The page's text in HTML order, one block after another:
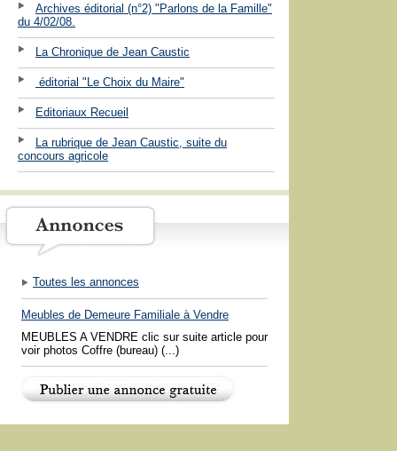
Archives éditorial (n°2) "Parlons de la Famille"
du 4/02/08.
La Chronique de Jean Caustic
éditorial "Le Choix du Maire"
Editoriaux Recueil
La rubrique de Jean Caustic, suite du
concours agricole
Toutes les annonces
Meubles de Demeure Familiale à Vendre
MEUBLES A VENDRE clic sur suite article pour
voir photos Coffre (bureau) (...)